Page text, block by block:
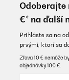
Odoberajte
€* na ďalší
Prihláste sa na
prvými, ktorí sa
Zľava 10 € nemôže
objednávky 100 €.